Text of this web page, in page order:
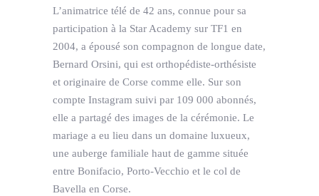
L’animatrice télé de 42 ans, connue pour sa
participation à la Star Academy sur TF1 en
2004, a épousé son compagnon de longue date,
Bernard Orsini, qui est orthopédiste-orthésiste
et originaire de Corse comme elle. Sur son
compte Instagram suivi par 109 000 abonnés,
elle a partagé des images de la cérémonie. Le
mariage a eu lieu dans un domaine luxueux,
une auberge familiale haut de gamme située
entre Bonifacio, Porto-Vecchio et le col de
Bavella en Corse.